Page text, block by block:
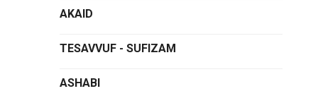
AKAID
TESAVVUF - SUFIZAM
ASHABI